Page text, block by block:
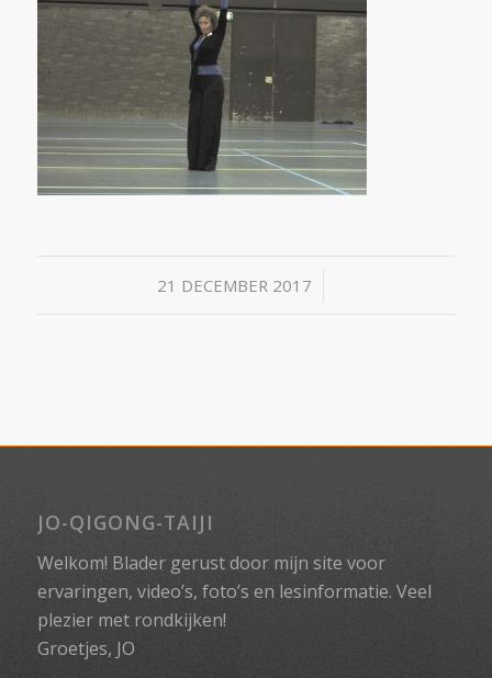
21 DECEMBER 2017
/
JO-QIGONG-TAIJI
Welkom! Blader gerust door mijn site voor
ervaringen, video’s, foto’s en lesinformatie. Veel
plezier met rondkijken!
Groetjes, JO